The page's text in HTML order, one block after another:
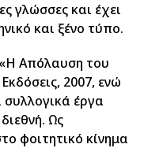
γλώσσες και έχει
και ξένο τύπο.
«Η Απόλαυση του
2007, ενώ
συλλογικά έργα
Ως
φοιτητικό κίνημα